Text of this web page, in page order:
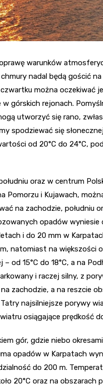
warunków
nadal będą gościć na
można oczekiwać
w górskich rejonach.
utworzyć się rano,
spodziewać się
od 20°C do 24°C,
oraz w centrum
Pomorzu i Kujawach,
na zachodzie, południu
opadów wyniesie
i do 20 mm w
natomiast na większości
15°C do 18°C, a na
i raczej silny, z
zachodzie, a na reszcie
najsilniejsze porywy
osiągające prędkość
gór, gdzie niebo
opadów w Karpatach
do 200 m.
20°C oraz na obszarach